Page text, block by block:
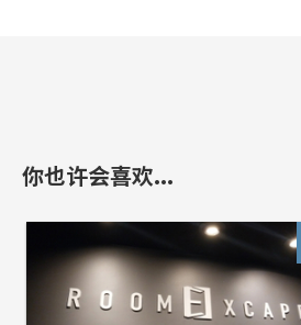
你也许会喜欢...